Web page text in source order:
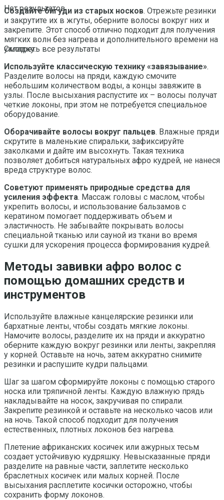
Нет результатов
Смотреть все результаты
Создайте бигуди из старых носков. Отрежьте резинки
и закрутите их в жгуты, оберните волосы вокруг них и
закрепите. Этот способ отлично подходит для получения
мягких волн без нагрева и дополнительного времени на
укладку.
Используйте классическую технику «завязывание».
Разделите волосы на пряди, каждую смочите
небольшим количеством воды, а концы завяжите в
узлы. После высыхания распустите их – волосы получат
четкие локоны, при этом не потребуется специальное
оборудование.
Оборачивайте волосы вокруг пальцев. Влажные пряди
скрутите в маленькие спиральки, зафиксируйте
заколками и дайте им высохнуть. Такая техника
позволяет добиться натуральных афро кудрей, не нанеся
вреда структуре волос.
Советуют применять природные средства для
усиления эффекта. Массаж головы с маслом, чтобы
укрепить волосы, и использование бальзамов с
кератином помогает поддерживать объем и
эластичность. Не забывайте покрывать волосы
специальной тканью или сауной из ткани во время
сушки для ускорения процесса формирования кудрей.
Методы завивки афро волос с
помощью домашних средств и
инструментов
Используйте влажные канцелярские резинки или
бархатные ленты, чтобы создать мягкие локоны.
Намочите волосы, разделите их на пряди и аккуратно
оберните каждую вокруг резинки или ленты, закрепляя
у корней. Оставьте на ночь, затем аккуратно снимите
резинки и распушите кудри пальцами.
Шаг за шагом сформируйте локоны с помощью старого
носка или тряпичной ленты. Каждую влажную прядь
накладывайте на носок, закручивая по спирали.
Закрепите резинкой и оставьте на несколько часов или
на ночь. Такой способ подходит для получения
естественных, плотных локонов без нагрева.
Плетение африканских косичек или ажурных тесьм
создает устойчивую кудряшку. Невысказанные пряди
разделите на равные части, заплетите несколько
браслетных косичек или малых корней. После
высыхания расплетите косички осторожно, чтобы
сохранить форму локонов.